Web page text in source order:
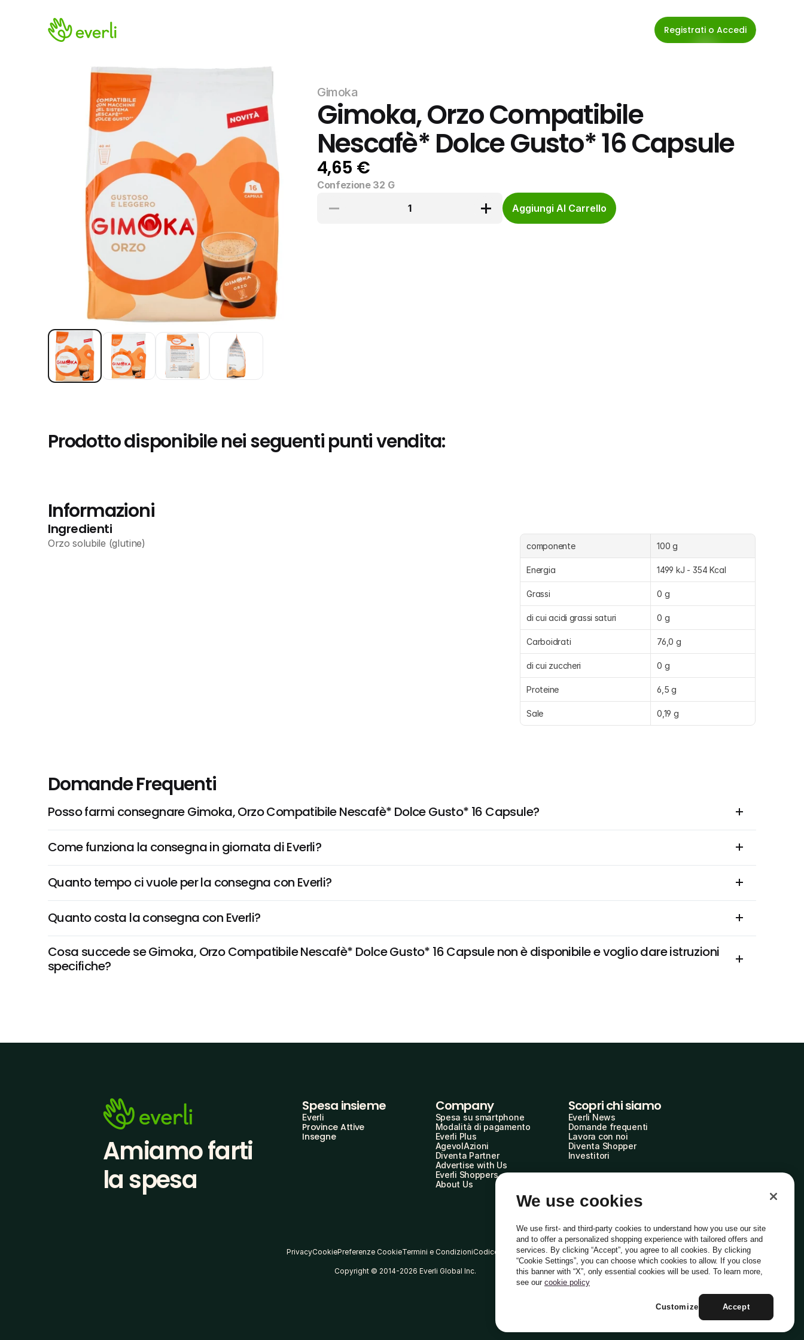
Registrati o Accedi
Gimoka
Gimoka, Orzo Compatibile
Nescafè* Dolce Gusto* 16 Capsule
4,65 €
Confezione 32 G
1
Aggiungi Al Carrello
Prodotto disponibile nei seguenti punti vendita:
Informazioni
Ingredienti
Orzo solubile (glutine) componente 100 g
Energia 1499 kJ - 354 Kcal
Grassi 0 g
di cui acidi grassi saturi 0 g
Carboidrati 76,0 g
di cui zuccheri 0 g
Proteine 6,5 g
Sale 0,19 g
Domande Frequenti
Posso farmi consegnare Gimoka, Orzo Compatibile Nescafè* Dolce Gusto* 16 Capsule?
Come funziona la consegna in giornata di Everli?
Quanto tempo ci vuole per la consegna con Everli?
Quanto costa la consegna con Everli?
Cosa succede se Gimoka, Orzo Compatibile Nescafè* Dolce Gusto* 16 Capsule non è disponibile e voglio dare istruzioni
specifiche?
Amiamo farti
la spesa
Spesa insieme
Everli
Province Attive
Insegne
Company
Spesa su smartphone
Modalità di pagamento
Everli Plus
AgevolAzioni
Diventa Partner
Advertise with Us
Everli Shoppers
About Us
Scopri chi siamo
Everli News
Domande frequenti
Lavora con noi
Diventa Shopper
Investitori
PrivacyCookiePreferenze CookieTermini e CondizioniCodice Etico
Copyright © 2014-2026 Everli Global Inc. Italiano
We use cookies
We use first- and third-party cookies to understand how you use our site
and to offer a personalized shopping experience with tailored offers and
services. By clicking “Accept”, you agree to all cookies. By clicking
“Cookie Settings”, you can choose which cookies to allow. If you close
this banner with “X”, only essential cookies will be used. To learn more,
see our cookie policy
Accept
Customize